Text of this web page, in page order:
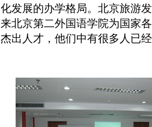
化发展的办学格局。北京旅游
来北京第二外国语学院为国家
杰出人才，他们中有很多人已